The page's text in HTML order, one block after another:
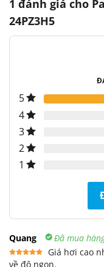
1 đánh giá cho
24PZ3H5
5
4
3
2
1
Quang Đã mua
Được xếp
Giá hơi cao
về độ ngon.